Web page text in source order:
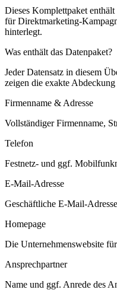
Dieses Komplettpaket enthält
für Direktmarketing-
hinterlegt.
Was enthält das Datenpaket?
Jeder Datensatz in diesem
zeigen die exakte
Firmenname & Adresse
Vollständiger Firmenname,
Telefon
Festnetz- und ggf.
E-Mail-Adresse
Geschäftliche E-Mail-
Homepage
Die Unternehmenswebsite
Ansprechpartner
Name und ggf. Anrede des